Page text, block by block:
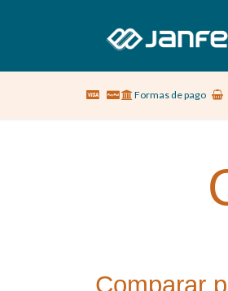
Sobre nosotros Vestuario
Formas de pago
Comparar